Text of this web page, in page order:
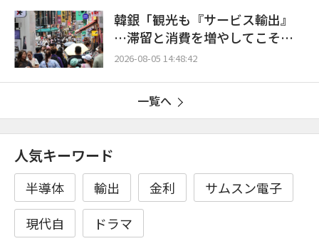
韓銀「観光も『サービス輸出』
…滞留と消費を増やしてこそ成
長効果」
2026-08-05 14:48:42
一覧へ
人気キーワード
半導体 輸出 金利
サムスン電子
現代自
ドラマ